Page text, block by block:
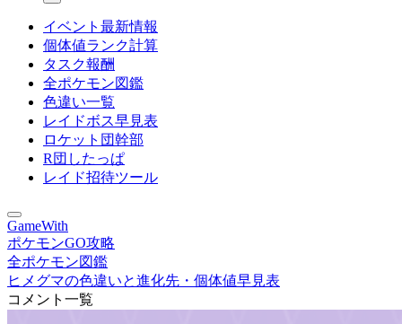
イベント最新情報
個体値ランク計算
タスク報酬
全ポケモン図鑑
色違い一覧
レイドボス早見表
ロケット団幹部
R団したっぱ
レイド招待ツール
GameWith
ポケモンGO攻略
全ポケモン図鑑
ヒメグマの色違いと進化先・個体値早見表
コメント一覧